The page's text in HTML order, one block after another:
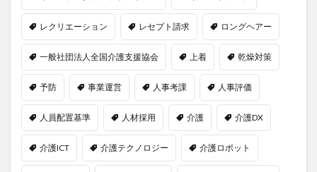
レクリエーション レセプト請求 ロングヘアー
一般社団法人全国介護支援協会 上着 乾燥対策
予防 事業運営 人事考課 人事評価
人員配置基準 人材採用 介護 介護DX
介護ICT 介護テクノロジー 介護ロボット